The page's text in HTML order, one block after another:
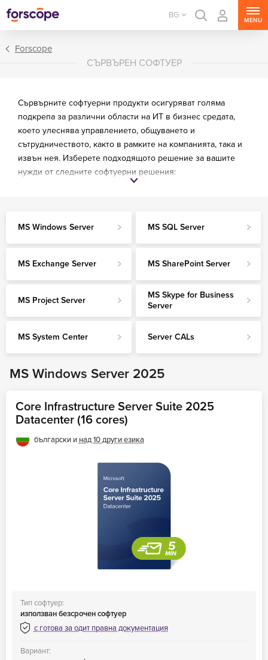
BG
MENU
MS Exchange Server
MS SharePoint Server
MS Project Server
MS Skype for Business Server
MS System Center
Server CALs
Forscope
СЪРВЪРЕН СОФТУЕР
Сървърните софтуерни продукти осигуряват голяма
подкрепа за различни области на ИТ в бизнес средата,
което улеснява управлението, общуването и
сътрудничеството, както в рамките на компанията, така и
извън нея. Изберете подходящото решение за вашите
нужди от следните софтуерни решения:
MS Windows Server MS SQL Server
MS Exchange Server MS SharePoint Server
MS Project Server
MS Skype for Business
Server
MS System Center Server CALs
MS Windows Server 2025
Core Infrastructure Server Suite 2025
Datacenter (16 cores)
български и над 10 други езика
Тип софтуер:
използван безсрочен софтуер
с готова за одит правна документация
Вариант: